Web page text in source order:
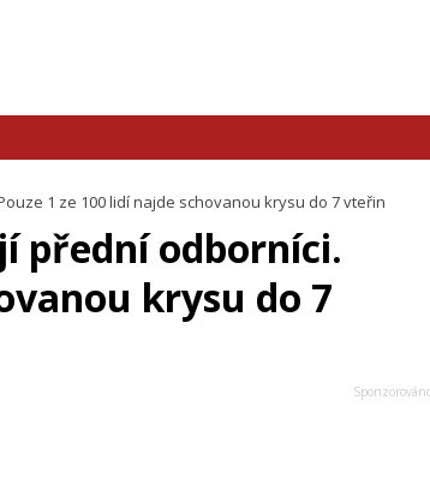
1 ze 100 lidí najde schovanou krysu do 7 vteřin
přední odborníci.
krysu do 7